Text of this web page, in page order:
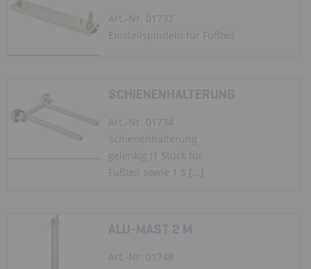
Art.-Nr. 01732
Einstellspindeln für Fußteil
SCHIENENHALTERUNG
Art.-Nr. 01734
Schienenhalterung
gelenkig (1 Stück für
Fußteil sowie 1 S [...]
ALU-MAST 2 M
Art.-Nr. 01748